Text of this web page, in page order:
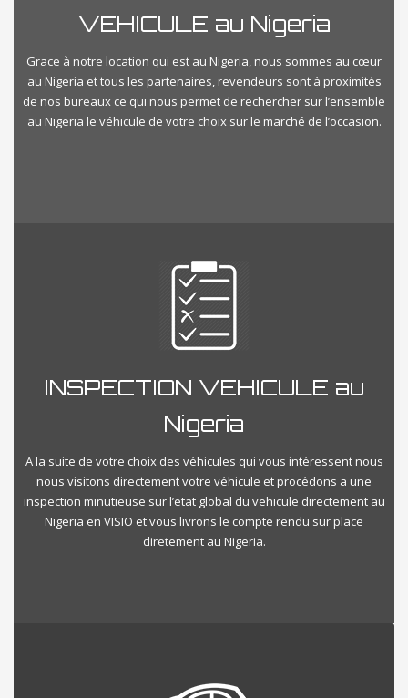
VEHICULE au Nigeria
Grace à notre location qui est au Nigeria, nous sommes au cœur
au Nigeria et tous les partenaires, revendeurs sont à proximités
de nos bureaux ce qui nous permet de rechercher sur l’ensemble
au Nigeria le véhicule de votre choix sur le marché de l’occasion.
INSPECTION VEHICULE au
Nigeria
A la suite de votre choix des véhicules qui vous intéressent nous
nous visitons directement votre véhicule et procédons a une
inspection minutieuse sur l’etat global du vehicule directement au
Nigeria en VISIO et vous livrons le compte rendu sur place
diretement au Nigeria.